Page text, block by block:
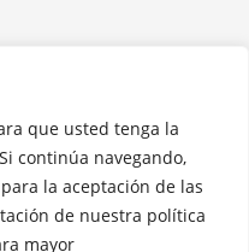
que usted tenga la
continúa navegando,
la aceptación de las
de nuestra política
mayor